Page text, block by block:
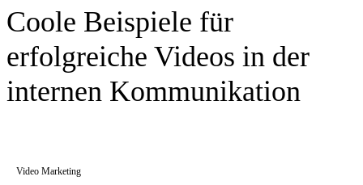
Coole Beispiele für
erfolgreiche Videos in der
internen Kommunikation
Video Marketing